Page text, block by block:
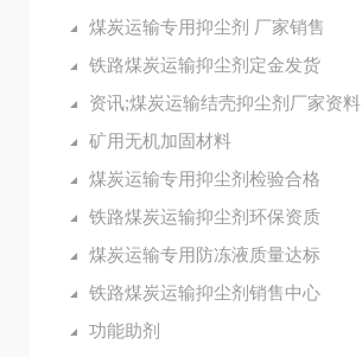
煤炭运输专用抑尘剂 厂家销售
铁路煤炭运输抑尘剂定金发货
资讯;煤炭运输结壳抑尘剂厂家资料
矿用无机加固材料
煤炭运输专用抑尘剂检验合格
铁路煤炭运输抑尘剂环保资质
煤炭运输专用防冻液质量达标
铁路煤炭运输抑尘剂销售中心
功能助剂